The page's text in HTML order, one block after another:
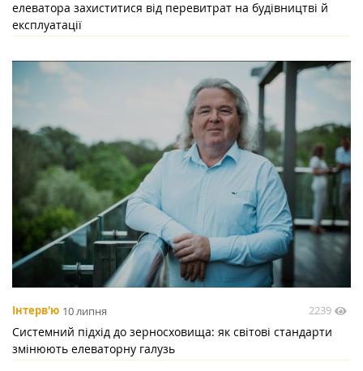
елеватора захиститися від перевитрат на будівництві й
експлуатації
Інтерв'ю 10 липня 2239
Системний підхід до зерносховища: як світові стандарти
змінюють елеваторну галузь